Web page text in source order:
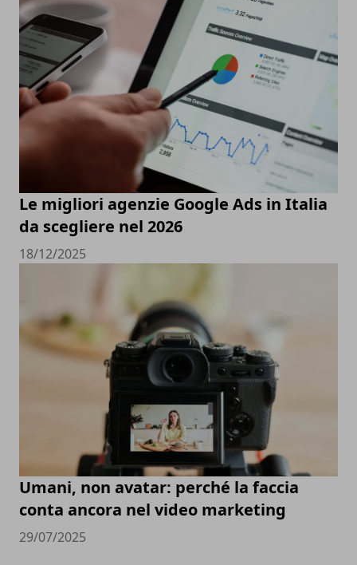
Le migliori agenzie Google Ads in Italia
da scegliere nel 2026
18/12/2025
Umani, non avatar: perché la faccia
conta ancora nel video marketing
29/07/2025